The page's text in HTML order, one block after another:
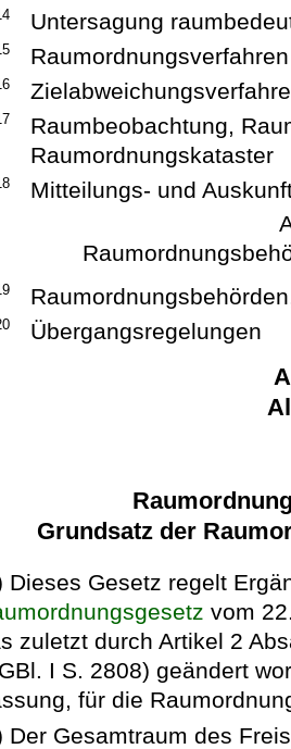
Untersagung
Raumordnungsverfahren
Raumbeobachtung,
Raumordnungskataster
Mitteilungs- und
Übergangsregelungen
Grundsatz der
Dieses Gesetz regelt
vom
zuletzt durch Artikel 2
I S. 2808) geändert
für die
Der Gesamtraum des